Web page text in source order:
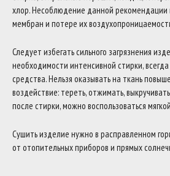
хлор. Несоблюдение данной рекомендации
мембран и потере их
Следует избегать сильного загрязнения
необходимости интенсивной стирки,
средства. Нельзя оказывать на ткань
воздействие: тереть, отжимать,
после стирки, можно воспользоваться
Сушить изделие нужно в расправленном
от отопительных приборов и прямых